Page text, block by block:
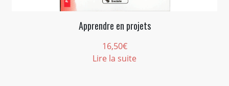
Apprendre en projets
16,50€
Lire la suite